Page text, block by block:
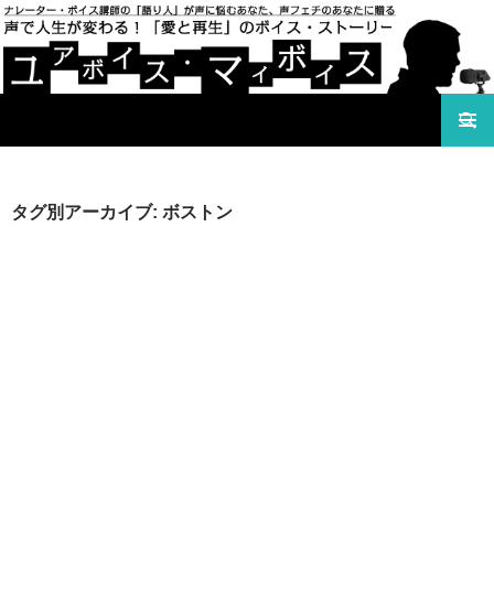
声で人生が変わる！「愛と再生」のボイス・ストーリ
タグ別アーカイブ: ボストン